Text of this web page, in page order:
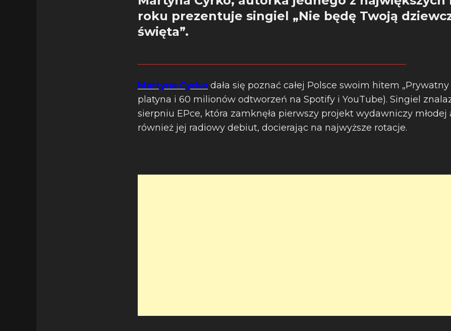
roku prezentuje singiel „Nie będę Twoją
święta”.
Martyna Cyrko dała się poznać całej Polsce swoim hitem
platyna i 60 milionów odtworzeń na Spotify i YouTube). Singiel
sierpniu EPce, która zamknęła pierwszy projekt wydawniczy młodej
również jej radiowy debiut, docierając na najwyższe rotacje.